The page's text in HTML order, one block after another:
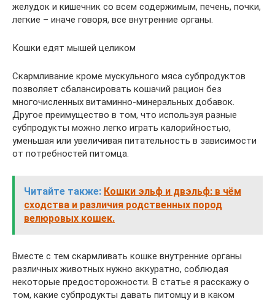
желудок и кишечник со всем содержимым, печень, почки,
легкие – иначе говоря, все внутренние органы.
Кошки едят мышей целиком
Скармливание кроме мускульного мяса субпродуктов
позволяет сбалансировать кошачий рацион без
многочисленных витаминно-минеральных добавок.
Другое преимущество в том, что используя разные
субпродукты можно легко играть калорийностью,
уменьшая или увеличивая питательность в зависимости
от потребностей питомца.
Читайте также: Кошки эльф и двэльф: в чём
сходства и различия родственных пород
велюровых кошек.
Вместе с тем скармливать кошке внутренние органы
различных животных нужно аккуратно, соблюдая
некоторые предосторожности. В статье я расскажу о
том, какие субпродукты давать питомцу и в каком